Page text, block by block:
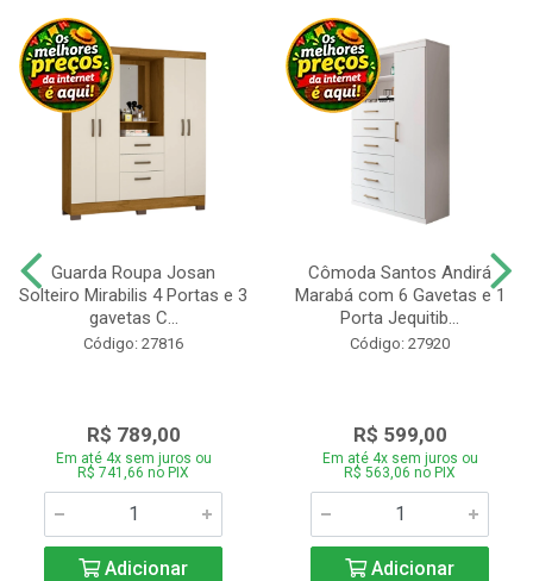
Guarda Roupa Josan
Solteiro Mirabilis 4 Portas e 3
gavetas C...
Código: 27816
R$ 789,00
Em até 4x sem juros ou
R$ 741,66 no PIX
Adicionar
Cômoda Santos Andirá
Marabá com 6 Gavetas e 1
Porta Jequitib...
Código: 27920
R$ 599,00
Em até 4x sem juros ou
R$ 563,06 no PIX
Adicionar